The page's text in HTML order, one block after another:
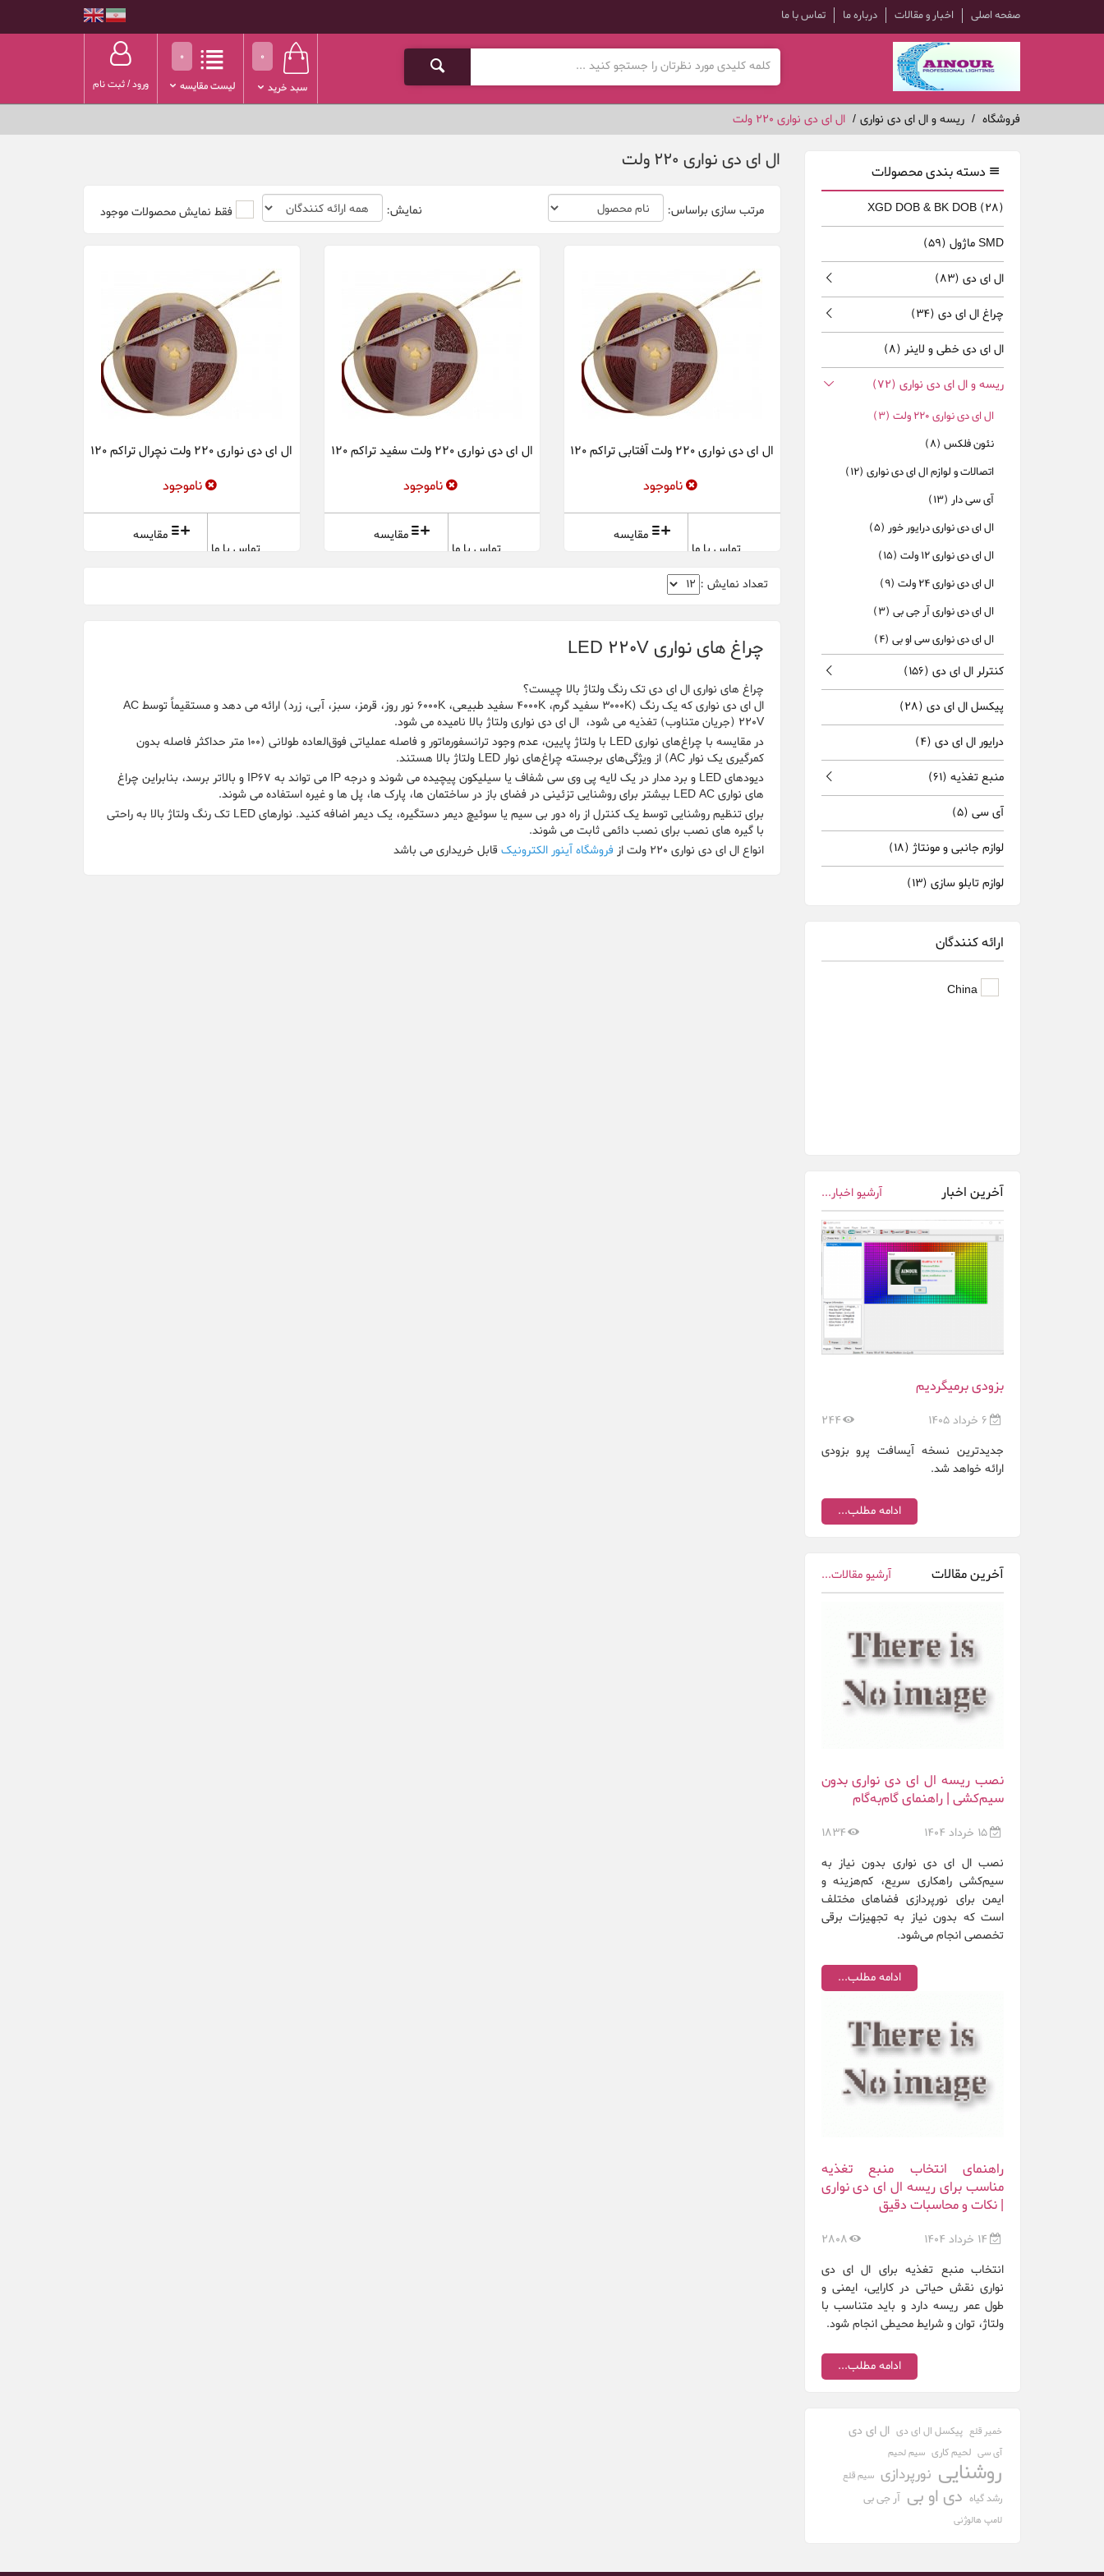
صفحه اصلی اخبار و مقالات درباره ما تماس با ما
ورود/ثبت نام
0
سبد خرید
0
لیست مقایسه
فروشگاه ریسه و ال ای دی نواری ال ای دی نواری 220 ولت
دسته بندی محصولات
XGD DOB & BK DOB (28)
SMD ماژول (59)
ال ای دی (83)
چراغ ال ای دی (34)
ال ای دی خطی و لاینر (8)
ریسه و ال ای دی نواری (72)
ال ای دی نواری 220 ولت
(3)
نئون فلکس (8)
اتصالات و لوازم ال ای دی نواری (12)
آی سی دار (13)
ال ای دی نواری درایور خور (5)
ال ای دی نواری 12 ولت
(15)
ال ای دی نواری 24 ولت
(9)
ال ای دی نواری آر جی بی (3)
ال ای دی نواری سی او بی (4)
کنترلر ال ای دی (156)
پیکسل ال ای دی (28)
درایور ال ای دی (4)
منبع تغذیه (61)
آی سی (5)
لوازم جانبی و مونتاژ (18)
لوازم تابلو سازی (13)
ارائه کنندگان
آخرین اخبار آرشیو اخبار...
بزودی برمیگردیم
6 خرداد 1405
244
جدیدترین نسخه آیسافت پرو بزودی
ارائه خواهد شد.
ادامه مطلب...
آخرین مقالات آرشیو مقالات...
نصب ریسه ال ای دی نواری بدون
سیم‌کشی | راهنمای گام‌به‌گام
15 خرداد 1404
1834
نصب ال ای دی نواری بدون نیاز به
سیم‌کشی راهکاری سریع، کم‌هزینه و
ایمن برای نورپردازی فضاهای مختلف
است که بدون نیاز به تجهیزات برقی
تخصصی انجام می‌شود.
ادامه مطلب...
راهنمای انتخاب منبع تغذیه
مناسب برای ریسه ال ای دی نواری
| نکات و محاسبات دقیق
14 خرداد 1404
2808
انتخاب منبع تغذیه برای ال ای دی
نواری نقش حیاتی در کارایی، ایمنی و
طول عمر ریسه دارد و باید متناسب با
ولتاژ، توان و شرایط محیطی انجام شود.
ادامه مطلب...
خمیر قلع پیکسل ال ای دی ال ای دی
آی سی لحیم کاری سیم لحیم
روشنایی نورپردازی سیم قلع
رشد گیاه دی او بی آر جی بی
لامپ هالوژنی
ال ای دی نواری 220 ولت
مرتب سازی براساس: فقط نمایش محصولات موجود نمایش:
ال ای دی نواری 220 ولت آفتابی تراکم 120
ناموجود
تماس با ما
مقایسه
ال ای دی نواری 220 ولت سفید تراکم 120
ناموجود
تماس با ما
مقایسه
ال ای دی نواری 220 ولت نچرال تراکم 120
ناموجود
تماس با ما
مقایسه
تعداد نمایش :
چراغ های نواری LED 220V
چراغ های نواری ال ای دی تک رنگ ولتاژ بالا چیست؟
ال ای دی نواری که یک رنگ (3000K سفید گرم، 4000K سفید طبیعی، 6000K نور روز، قرمز، سبز، آبی، زرد) ارائه می دهد و مستقیماً توسط AC
220V (جریان متناوب) تغذیه می شود، ال ای دی نواری ولتاژ بالا نامیده می شود.
در مقایسه با چراغ‌های نواری LED با ولتاژ پایین، عدم وجود ترانسفورماتور و فاصله عملیاتی فوق‌العاده طولانی (100 متر حداکثر فاصله بدون
کمرگیری یک نوار AC) از ویژگی‌های برجسته چراغ‌های نوار LED ولتاژ بالا هستند.
دیودهای LED و برد مدار در یک لایه پی وی سی شفاف یا سیلیکون پیچیده می شوند و درجه IP می تواند به IP67 و بالاتر برسد، بنابراین چراغ
های نواری LED AC بیشتر برای روشنایی تزئینی در فضای باز در ساختمان ها، پارک ها، پل ها و غیره استفاده می شوند.
برای تنظیم روشنایی توسط یک کنترل از راه دور بی سیم یا سوئیچ دیمر دستگیره، یک دیمر اضافه کنید. نوارهای LED تک رنگ ولتاژ بالا به راحتی
با گیره های نصب برای نصب دائمی ثابت می شوند.
انواع ال ای دی نواری 220 ولت از
فروشگاه آینور الکترونیک قابل خریداری می باشد